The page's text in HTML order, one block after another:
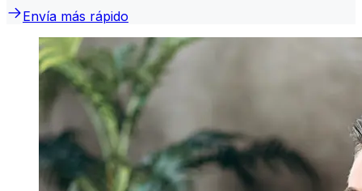
Envía más rápido